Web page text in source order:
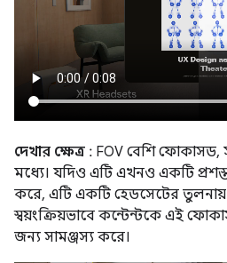
দেখার ক্ষেত্র : FOV বেশি ফোকাসড,
মধ্যে। যদিও এটি এখনও একটি
করে, এটি একটি হেডসেটের তুলনায়
স্বয়ংক্রিয়ভাবে কন্টেন্টকে এই
জন্য সামঞ্জস্য করে।